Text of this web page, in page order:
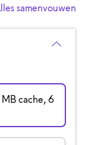
samenvouwen
cache, 6